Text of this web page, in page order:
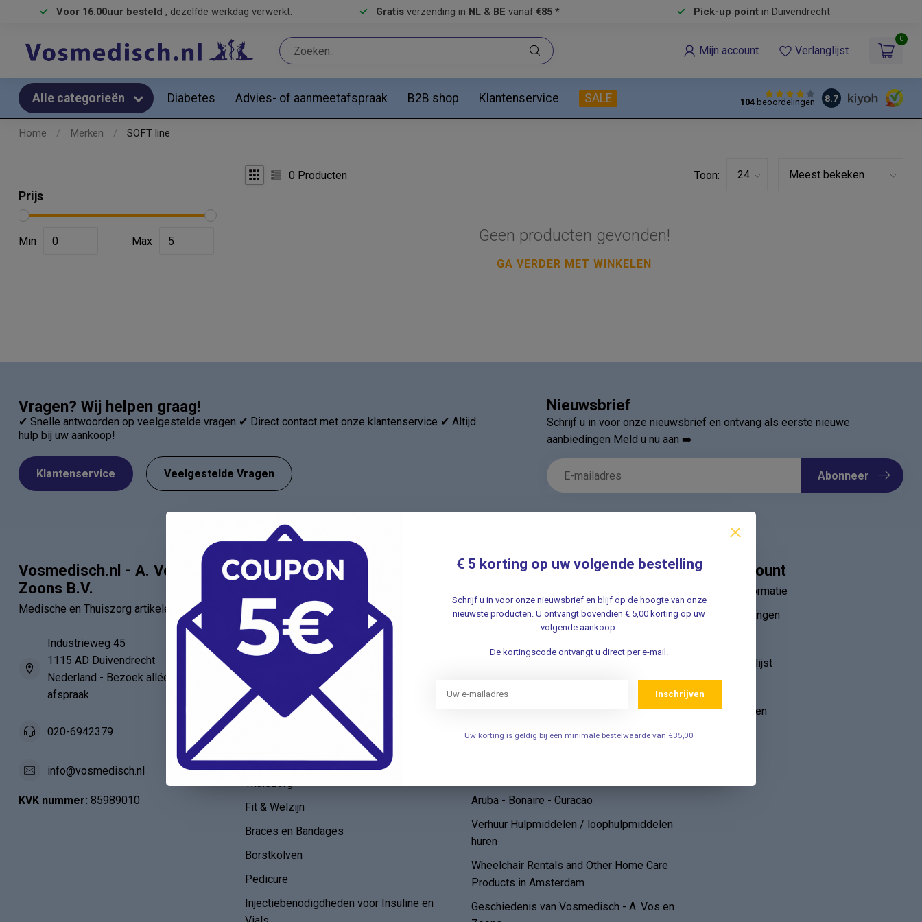
Voor 16.00uur besteld , dezelfde werkdag verwerkt. Gratis verzending in NL & BE vanaf €85 * Pick-up pointin Duivendrecht
Mijn account Verlanglijst
0
Alle categorieën Diabetes Advies- of aanmeetafspraak B2B shop Klantenservice SALE 104beoordelingen 8.7
Home / Merken / SOFT line
Prijs
Min Max
0 Producten Toon:
Geen producten gevonden!
GA VERDER MET WINKELEN
Vragen? Wij helpen graag!
✔ Snelle antwoorden op veelgestelde vragen ✔ Direct contact met onze klantenservice ✔ Altijd
hulp bij uw aankoop!
Klantenservice Veelgestelde Vragen
Nieuwsbrief
Schrijf u in voor onze nieuwsbrief en ontvang als eerste nieuwe
aanbiedingen Meld u nu aan ➡️
Abonneer
Vosmedisch.nl - A. Vos en
Zoons B.V.
Medische en Thuiszorg artikelen
Industrieweg 45
1115 AD Duivendrecht
Nederland - Bezoek alléén op
afspraak
020-6942379
info@vosmedisch.nl
KVK nummer: 85989010
Categorieën
Verbandartikelen
EHBO - BHV
HAIO / AIO
Anatomie
Diabetes en Zelftesten
Thuiszorg
Fit & Welzijn
Braces en Bandages
Borstkolven
Pedicure
Injectiebenodigdheden voor Insuline en
Informatie
Openingstijden
een bovenarmbloeddrukmeter
Aruba - Bonaire - Curacao
Verhuur Hulpmiddelen / loophulpmiddelen
huren
Wheelchair Rentals and Other Home Care
Products in Amsterdam
Geschiedenis van Vosmedisch - A. Vos en
Mijn account
Account informatie
Mijn bestellingen
Mijn verlanglijst
Alle producten
€ 5 korting op uw volgende bestelling
Schrijf u in voor onze nieuwsbrief en blijf op de hoogte van onze
nieuwste producten. U ontvangt bovendien € 5,00 korting op uw
volgende aankoop.
De kortingscode ontvangt u direct per e-mail.
Inschrijven
Uw korting is geldig bij een minimale bestelwaarde van €35,00